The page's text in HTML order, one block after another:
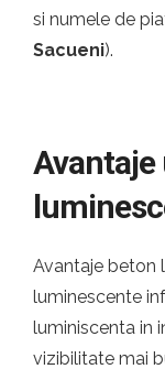
si numele de
Sacueni).
Avantaje beton
luminescente
luminiscenta in
vizibilitate mai